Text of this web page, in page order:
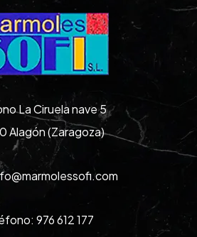
La Ciruela nave 5
Alagón (Zaragoza)
976 612 177